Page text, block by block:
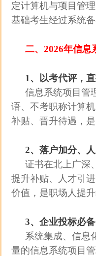
定计算机与项目管
基础考生经过系统
二、2026年信息
1、以考代评，
信息系统项目管
语、不考职称计算
补贴、晋升待遇，
2、落户加分、
证书在北上广深
提升补贴、人才引
价值，是职场人提
3、企业投标必
系统集成、信息
量的信息系统项目